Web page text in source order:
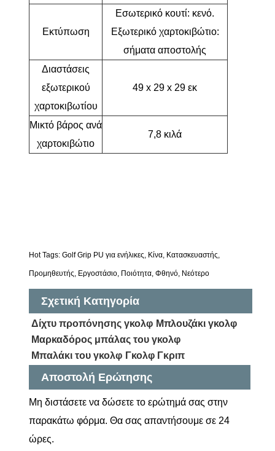
Εκτύπωση
Εσωτερικό κουτί: κενό.
Εξωτερικό χαρτοκιβώτιο:
σήματα αποστολής
Διαστάσεις
εξωτερικού
χαρτοκιβωτίου
49 x 29 x 29 εκ
Μικτό βάρος ανά
χαρτοκιβώτιο
7,8 κιλά
Hot Tags: Golf Grip PU για ενήλικες, Κίνα, Κατασκευαστής,
Προμηθευτής, Εργοστάσιο, Ποιότητα, Φθηνό, Νεότερο
Σχετική Κατηγορία
Δίχτυ προπόνησης γκολφ Μπλουζάκι γκολφ
Μαρκαδόρος μπάλας του γκολφ
Μπαλάκι του γκολφ Γκολφ Γκριπ
Αποστολή Ερώτησης
Μη διστάσετε να δώσετε το ερώτημά σας στην
παρακάτω φόρμα. Θα σας απαντήσουμε σε 24
ώρες.